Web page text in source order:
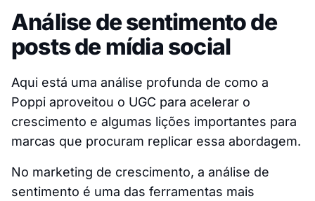
Análise de sentimento de
posts de mídia social
Aqui está uma análise profunda de como a
Poppi aproveitou o UGC para acelerar o
crescimento e algumas lições importantes para
marcas que procuram replicar essa abordagem.
No marketing de crescimento, a análise de
sentimento é uma das ferramentas mais